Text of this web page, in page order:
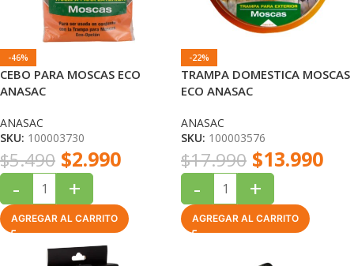
-46%
CEBO PARA MOSCAS ECO
ANASAC
ANASAC
SKU: 100003730
$5.490 $2.990
- +
AGREGAR AL CARRITO
-22%
TRAMPA DOMESTICA MOSCAS
ECO ANASAC
ANASAC
SKU: 100003576
$17.990 $13.990
- +
AGREGAR AL CARRITO